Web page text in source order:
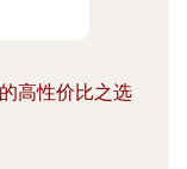
高性价比之选